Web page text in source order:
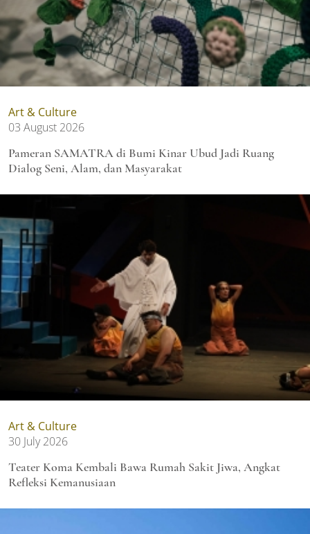
Art & Culture
03 August 2026
Pameran SAMATRA di Bumi Kinar Ubud Jadi Ruang
Dialog Seni, Alam, dan Masyarakat
Art & Culture
30 July 2026
Teater Koma Kembali Bawa Rumah Sakit Jiwa, Angkat
Refleksi Kemanusiaan